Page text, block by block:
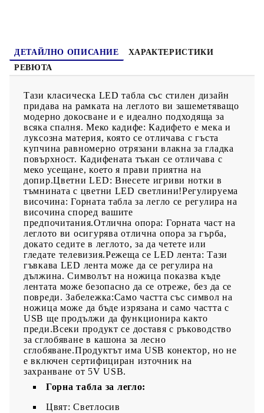
ДЕТАЙЛНО ОПИСАНИЕ
ХАРАКТЕРИСТИКИ
РЕВЮТА
Тази класическа LED табла със стилен дизайн
придава на рамката на леглото ви зашеметяващо
модерно докосване и е идеално подходяща за
всяка спалня. Меко кадифе: Кадифето е мека и
луксозна материя, която се отличава с гъста
купчина равномерно отрязани влакна за гладка
повърхност. Кадифената тъкан се отличава с
меко усещане, което я прави приятна на
допир.Цветни LED: Внесете игриви нотки в
тъмнината с цветни LED светлини!Регулируема
височина: Горната табла за легло се регулира на
височина според вашите
предпочитания.Отлична опора: Горната част на
леглото ви осигурява отлична опора за гърба,
докато седите в леглото, за да четете или
гледате телевизия.Режеща се LED лента: Тази
гъвкава LED лента може да се регулира на
дължина. Символът на ножица показва къде
лентата може безопасно да се отреже, без да се
повреди. Забележка:Само частта със символ на
ножица може да бъде изрязана и само частта с
USB ще продължи да функционира както
преди.Всеки продукт се доставя с ръководство
за сглобяване в кашона за лесно
сглобяване.Продуктът има USB конектор, но не
е включен сертифициран източник на
захранване от 5V USB.
Горна табла за легло:
Цвят: Светлосив